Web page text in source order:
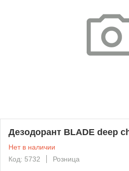
Дезодорант BLADE deep
Нет в наличии
Код: 5732
Розница